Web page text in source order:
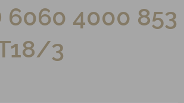
6060 4000 853
3